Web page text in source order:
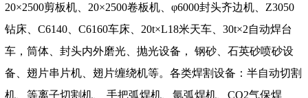
20×2500剪板机、20×2500卷板机、φ6000封头齐边机、Z3050
钻床、C6140、C6160车床、20t×L18米天车、30t×2自动焊台
车，筒体、封头内外磨光、抛光设备， 钢砂、石英砂喷砂设
备、翅片串片机、翅片缠绕机等。各类焊割设备：半自动切割
机、等离子切割机、 手把弧焊机、氩弧焊机、CO2气保焊